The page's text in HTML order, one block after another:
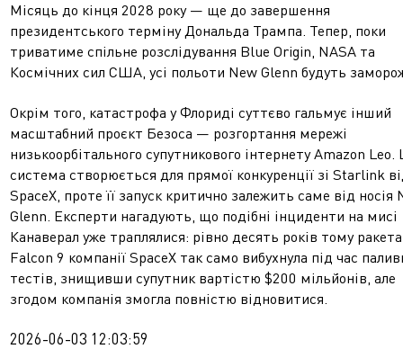
Місяць до кінця 2028 року — ще до завершення
президентського терміну Дональда Трампа. Тепер, поки
триватиме спільне розслідування Blue Origin, NASA та
Космічних сил США, усі польоти New Glenn будуть
Окрім того, катастрофа у Флориді суттєво гальмує інший
масштабний проєкт Безоса — розгортання мережі
низькоорбітального супутникового інтернету Amazon Leo.
система створюється для прямої конкуренції зі Starlink
SpaceX, проте її запуск критично залежить саме від носія
Glenn. Експерти нагадують, що подібні інциденти на мисі
Канаверал уже траплялися: рівно десять років тому ракета
Falcon 9 компанії SpaceX так само вибухнула під час
тестів, знищивши супутник вартістю $200 мільйонів, але
згодом компанія змогла повністю відновитися.
2026-06-03 12:03:59